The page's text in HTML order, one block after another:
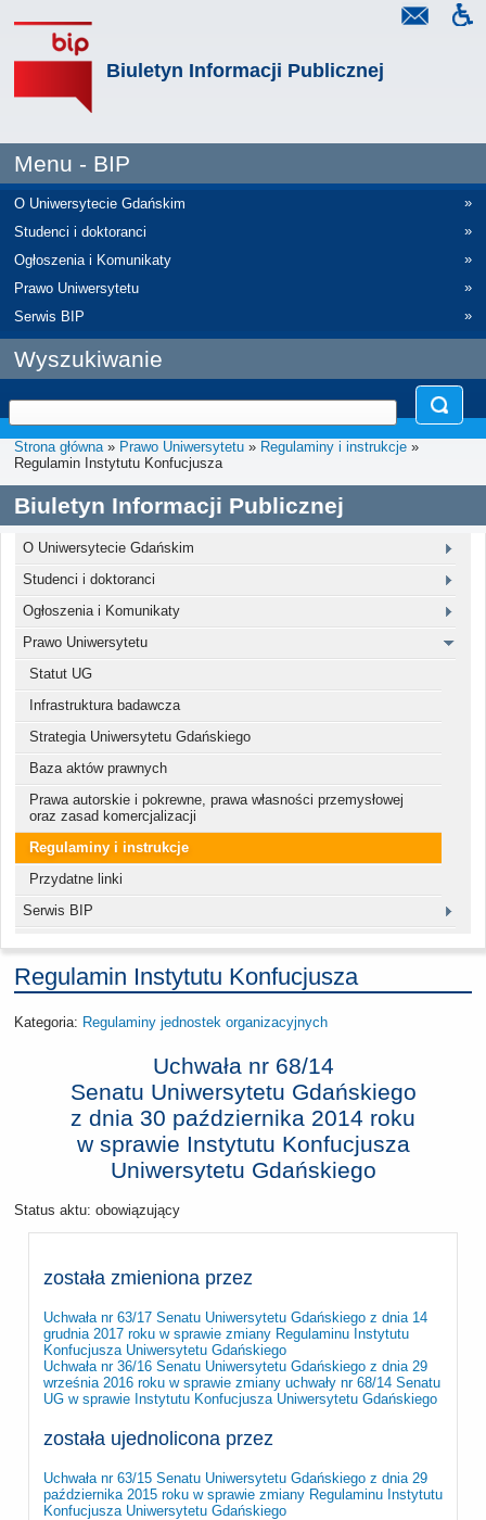
Biuletyn Informacji Publicznej
Menu - BIP
O Uniwersytecie Gdańskim
»
Studenci i doktoranci
»
Ogłoszenia i Komunikaty
»
Prawo Uniwersytetu
»
Serwis BIP
»
Wyszukiwanie
Strona główna» Prawo Uniwersytetu » Regulaminy i instrukcje »
Regulamin Instytutu Konfucjusza
Biuletyn Informacji Publicznej
O Uniwersytecie Gdańskim
Studenci i doktoranci
Ogłoszenia i Komunikaty
Prawo Uniwersytetu
Statut UG
Infrastruktura badawcza
Strategia Uniwersytetu Gdańskiego
Baza aktów prawnych
Prawa autorskie i pokrewne, prawa własności przemysłowej
oraz zasad komercjalizacji
Regulaminy i instrukcje
Przydatne linki
Serwis BIP
Regulamin Instytutu Konfucjusza
Kategoria: Regulaminy jednostek organizacyjnych
Uchwała nr 68/14
Senatu Uniwersytetu Gdańskiego
z dnia 30 października 2014 roku
w sprawie Instytutu Konfucjusza
Uniwersytetu Gdańskiego
Status aktu: obowiązujący
została zmieniona przez
Uchwała nr 63/17 Senatu Uniwersytetu Gdańskiego z dnia 14
grudnia 2017 roku w sprawie zmiany Regulaminu Instytutu
Konfucjusza Uniwersytetu Gdańskiego
Uchwała nr 36/16 Senatu Uniwersytetu Gdańskiego z dnia 29
września 2016 roku w sprawie zmiany uchwały nr 68/14 Senatu
UG w sprawie Instytutu Konfucjusza Uniwersytetu Gdańskiego
została ujednolicona przez
Uchwała nr 63/15 Senatu Uniwersytetu Gdańskiego z dnia 29
października 2015 roku w sprawie zmiany Regulaminu Instytutu
Konfucjusza Uniwersytetu Gdańskiego